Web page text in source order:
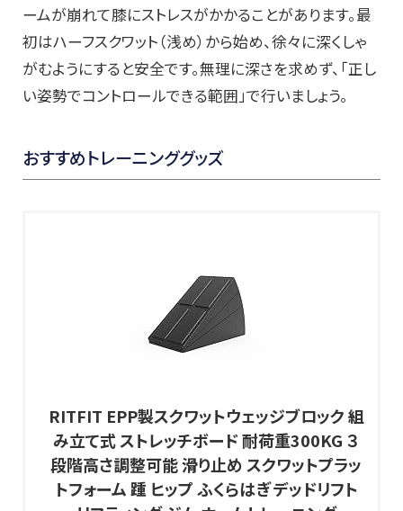
ームが崩れて膝にストレスがかかることがあります。最
初はハーフスクワット（浅め）から始め、徐々に深くしゃ
がむようにすると安全です。無理に深さを求めず、「正し
い姿勢でコントロールできる範囲」で行いましょう。
おすすめトレーニンググッズ
RITFIT EPP製スクワットウェッジブロック 組
み立て式 ストレッチボード 耐荷重300KG ３
段階高さ調整可能 滑り止め スクワットプラッ
トフォーム 踵 ヒップ ふくらはぎ デッドリフト